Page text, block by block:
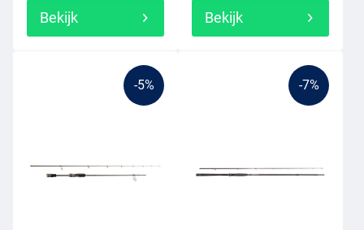
Bekijk Bekijk
-5% -7%